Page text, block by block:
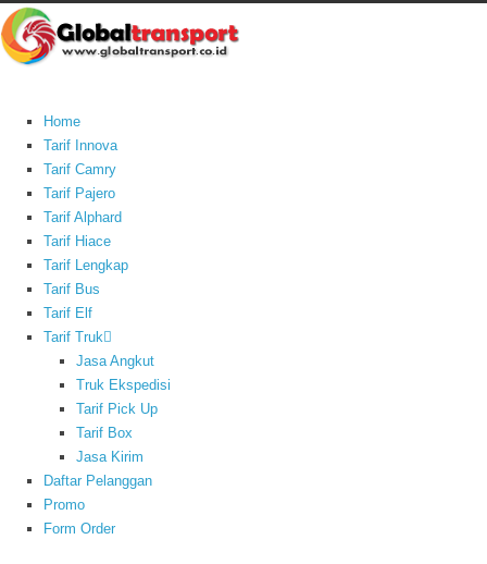
Home
Tarif Innova
Tarif Camry
Tarif Pajero
Tarif Alphard
Tarif Hiace
Tarif Lengkap
Tarif Bus
Tarif Elf
Tarif Truk
Jasa Angkut
Truk Ekspedisi
Tarif Pick Up
Tarif Box
Jasa Kirim
Daftar Pelanggan
Promo
Form Order